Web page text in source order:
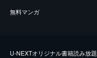
無料マンガ
U-NEXTオリジナル書籍読み放題